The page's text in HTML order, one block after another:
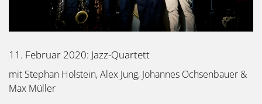
11. Februar 2020: Jazz-Quartett
mit Stephan Holstein, Alex Jung, Johannes Ochsenbauer &
Max Müller